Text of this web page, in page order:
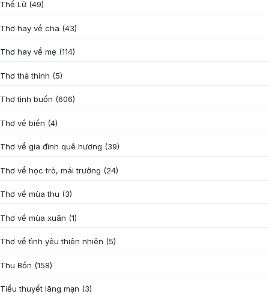
Thế Lữ (49)
Thơ hay về cha (43)
Thơ hay về mẹ (114)
Thơ thả thính (5)
Thơ tình buồn (606)
Thơ về biển (4)
Thơ về gia đình quê hương (39)
Thơ về học trò, mái trường (24)
Thơ về mùa thu (3)
Thơ về mùa xuân (1)
Thơ về tình yêu thiên nhiên (5)
Thu Bồn (158)
Tiểu thuyết lãng mạn (3)